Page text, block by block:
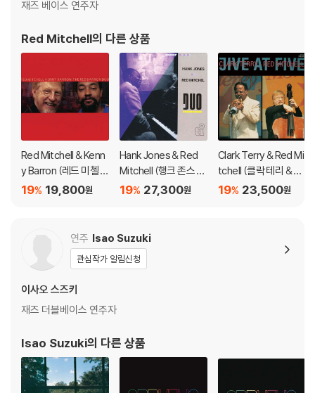
블 스핀들에 맞지 않는 경우에는 전용 제품 등을 이용하여 센터 홀을 조정
3) 디스크에 미세한 잔 흠집이 남아있거나 인쇄 면이 깨끗하지 않은 경우
가 있으며, 이는 상품의 불량이 아닙니다. 단, 재생에 이상이 있는 경우에는
불량으로 인한 반품/교환이 가능합니다
※ 컬러 디스크
아래에 해당하는 경우는 불량이 아니므로 개봉 후 반품/교환이 불가합니
1) 컬러 디스크는 웹 이미지와 실제 색상이 차이가 날 수 있습니다.
2) 컬러 디스크의 특성상 제작 공정시 앨범마다 색상 차이가 나는 경우도
있습니다.
등이 발생할 수 있습니다.
※ 반품/교환 안내
상을 요청할 수 있으며, 동영상이 없는 경우 반품/교환이 제한될 수 있습니
다.
문의 바랍니다.
2) LP는 잦은 배송 과정에서 재킷에 손상이 발생할 가능성이 높고 재판매
가 어려우므로 신중한 구매를 부탁드립니다.
재즈 베이스 연주자
Red Mitchell의 다른 상품
Red Mitchell & Kenn
y Barron (레드 미첼 &
케니 바론) - Red Barr
19,800원
19%
Hank Jones & Red
Mitchell (행크 존스 &
레드 미첼) - Duo
27,300원
19%
Clark Terry & Red Mi
tchell (클락 테리 & 레
드 미첼) - Jive at Five
23,500원
19%
연주 Isao Suzuki
관심작가 알림신청
이사오 스즈키
재즈 더블베이스 연주자
Isao Suzuki의 다른 상품